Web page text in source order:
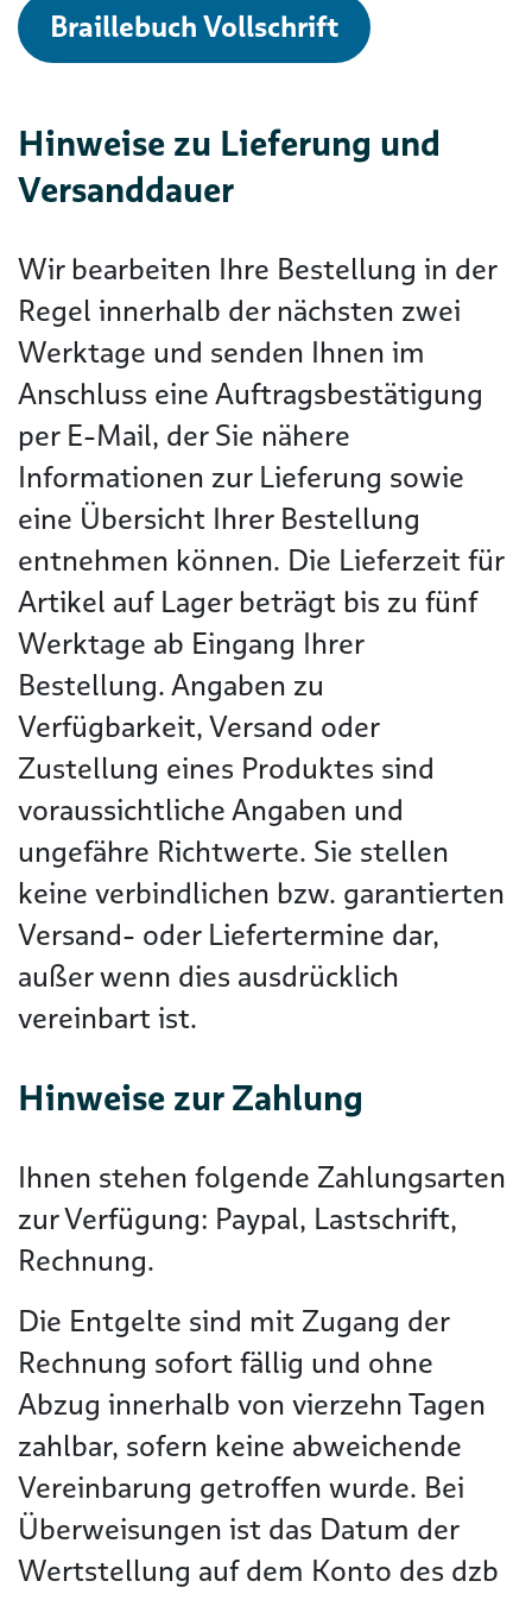
Braillebuch Vollschrift
Hinweise zu Lieferung und
Versanddauer
Wir bearbeiten Ihre Bestellung in der
Regel innerhalb der nächsten zwei
Werktage und senden Ihnen im
Anschluss eine Auftragsbestätigung
per E-Mail, der Sie nähere
Informationen zur Lieferung sowie
eine Übersicht Ihrer Bestellung
entnehmen können. Die Lieferzeit für
Artikel auf Lager beträgt bis zu fünf
Werktage ab Eingang Ihrer
Bestellung. Angaben zu
Verfügbarkeit, Versand oder
Zustellung eines Produktes sind
voraussichtliche Angaben und
ungefähre Richtwerte. Sie stellen
keine verbindlichen bzw. garantierten
Versand- oder Liefertermine dar,
außer wenn dies ausdrücklich
vereinbart ist.
Hinweise zur Zahlung
Ihnen stehen folgende Zahlungsarten
zur Verfügung: Paypal, Lastschrift,
Rechnung.
Die Entgelte sind mit Zugang der
Rechnung sofort fällig und ohne
Abzug innerhalb von vierzehn Tagen
zahlbar, sofern keine abweichende
Vereinbarung getroffen wurde. Bei
Überweisungen ist das Datum der
Wertstellung auf dem Konto des dzb